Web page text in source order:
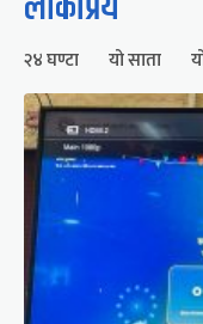
२४ घण्टा यो साता